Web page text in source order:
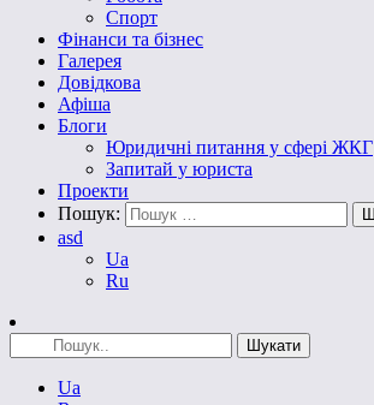
Спорт
Фінанси та бізнес
Галерея
Довідкова
Афіша
Блоги
Юридичні питання у сфері ЖКГ
Запитай у юриста
Проекти
Пошук:
asd
Ua
Ru
Ua